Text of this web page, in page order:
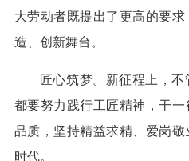
大劳动者既提出了更高的要
造、创新舞台。
匠心筑梦。新征程上，不
都要努力践行工匠精神，干
品质，坚持精益求精、爱岗
时代。